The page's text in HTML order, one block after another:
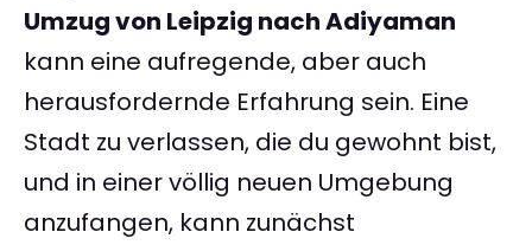
Umzug von Leipzig nach Adiyaman
kann eine aufregende, aber auch
herausfordernde Erfahrung sein. Eine
Stadt zu verlassen, die du gewohnt bist,
und in einer völlig neuen Umgebung
anzufangen, kann zunächst